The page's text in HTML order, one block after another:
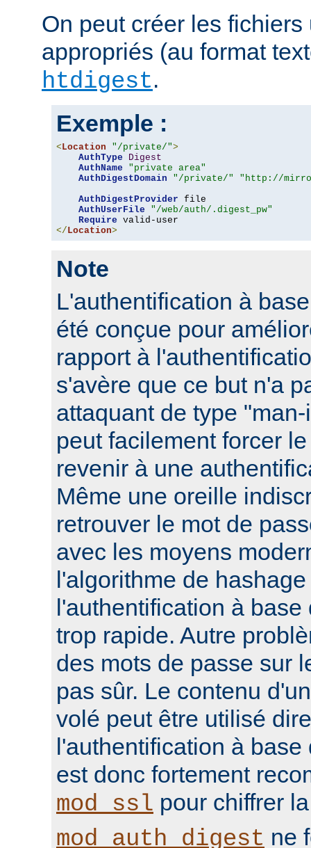
On peut créer les fichiers
appropriés (au format
htdigest.
Exemple :
< Location "/private/">
AuthType
Digest
AuthName
"private area"
AuthDigestDomain
"/private/"
"http://
AuthDigestProvider file
AuthUserFile
"/web/auth/.digest_pw"
Require
</ Location>
Note
L'authentification à
été conçue pour
rapport à
s'avère que ce but n'a
attaquant de type
peut facilement forcer
revenir à une
Même une oreille
retrouver le mot de
avec les moyens
l'algorithme de
l'authentification à
trop rapide. Autre
des mots de passe sur
pas sûr. Le contenu
volé peut être utilisé
l'authentification à base
est donc fortement
mod_ssl pour chiffrer
mod_auth_digest ne